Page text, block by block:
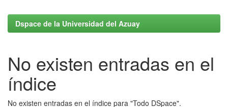
Dspace de la Universidad del Azuay
No existen entradas en el
índice
No existen entradas en el índice para "Todo DSpace".